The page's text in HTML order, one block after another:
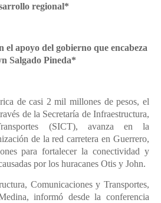
regional*
el apoyo del gobierno que encabeza
Salgado Pineda*
de casi 2 mil millones de pesos, el
de la Secretaría de Infraestructura,
(SICT), avanza en la
de la red carretera en Guerrero,
para fortalecer la conectividad y
por los huracanes Otis y John.
Comunicaciones y Transportes,
informó desde la conferencia